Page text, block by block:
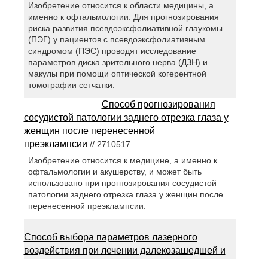
Изобретение относится к области медицины, а
именно к офтальмологии. Для прогнозирования
риска развития псевдоэксфолиативной глаукомы
(ПЭГ) у пациентов с псевдоэксфолиативным
синдромом (ПЭС) проводят исследование
параметров диска зрительного нерва (ДЗН) и
макулы при помощи оптической когерентной
томографии сетчатки.
Способ прогнозирования
сосудистой патологии заднего отрезка глаза у
женщин после перенесенной
преэклампсии // 2710517
Изобретение относится к медицине, а именно к
офтальмологии и акушерству, и может быть
использовано при прогнозирования сосудистой
патологии заднего отрезка глаза у женщин после
перенесенной преэклампсии.
Способ выбора параметров лазерного
воздействия при лечении далекозашедшей и